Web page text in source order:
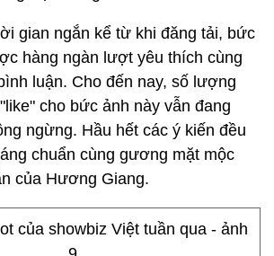
gian ngắn kể từ khi đăng tải, bức
hàng ngàn lượt yêu thích cùng
luận. Cho đến nay, số lượng
cho bức ảnh này vẫn đang
ngừng. Hầu hết các ý kiến đều
chuẩn cùng gương mặt mộc
của Hương Giang.